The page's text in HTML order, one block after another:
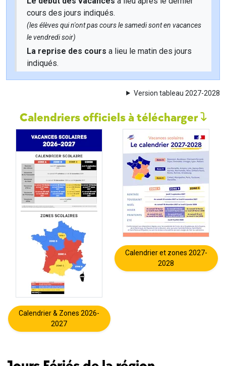
cours des jours indiqués.
(les élèves qui n'ont pas cours le samedi sont en vacances
le vendredi soir)
La reprise des cours a lieu le matin des jours
indiqués.
Version tableau 2027-2028
Calendriers officiels à télécharger
Calendrier & Zones 2026-
2027
Calendrier et zones 2027-
2028